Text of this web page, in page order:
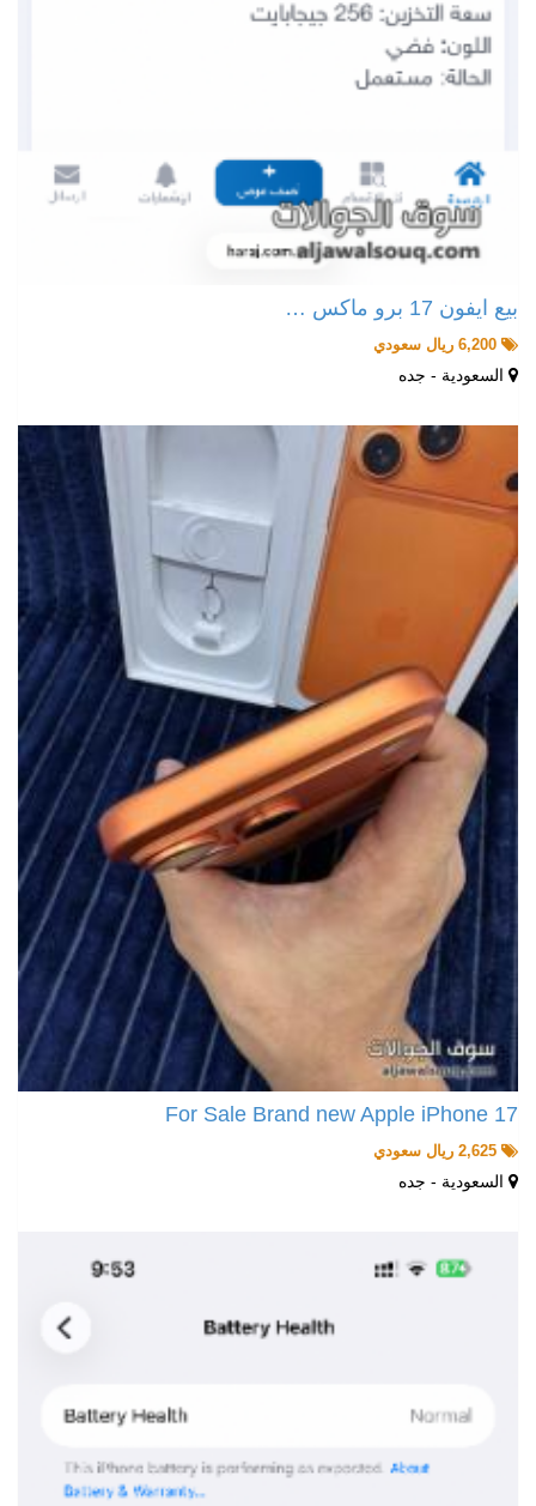
بيع ايفون 17 برو ماكس …
السعودية - جده
For Sale Brand new Apple iPhone 17
السعودية - جده